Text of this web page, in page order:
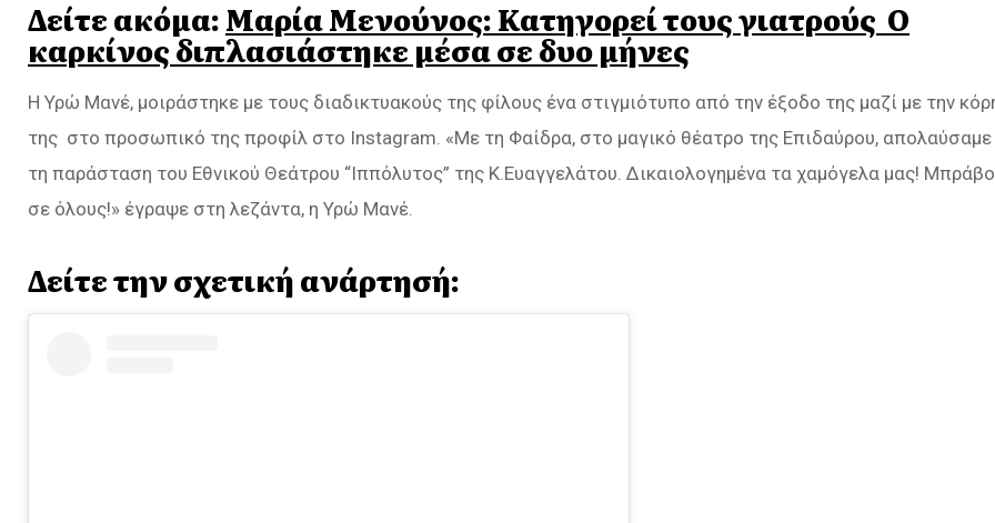
Δείτε ακόμα:Μαρία Μενούνος: Κατηγορεί τους γιατρούς Ο
καρκίνος διπλασιάστηκε μέσα σε δυο μήνες
Η Υρώ Μανέ, μοιράστηκε με τους διαδικτυακούς της φίλους ένα στιγμιότυπο από την έξοδο της μαζί με την
της στο προσωπικό της προφίλ στο Instagram. «Με τη Φαίδρα, στο μαγικό θέατρο της Επιδαύρου, απολαύσαμε
τη παράσταση του Εθνικού Θεάτρου “Ιππόλυτος” της Κ.Ευαγγελάτου. Δικαιολογημένα τα χαμόγελα μας! Μπράβο
σε όλους!» έγραψε στη λεζάντα, η Υρώ Μανέ.
Δείτε την σχετική ανάρτησή: